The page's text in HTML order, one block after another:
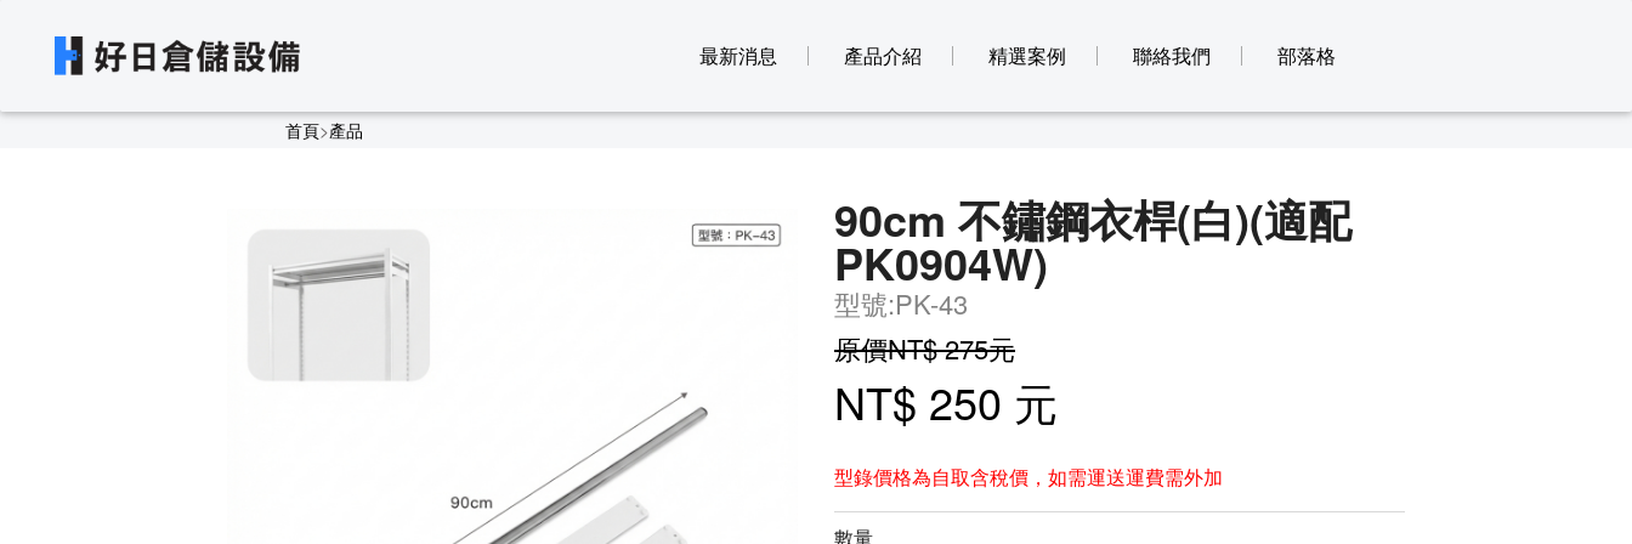
最新消息 產品介紹 精選案例 聯絡我們 部落格
首頁>產品
90cm 不鏽鋼衣桿(白)(適配
PK0904W)
型號:PK-43
原價NT$ 275元
NT$ 250 元
型錄價格為自取含稅價，如需運送運費需外加
數量